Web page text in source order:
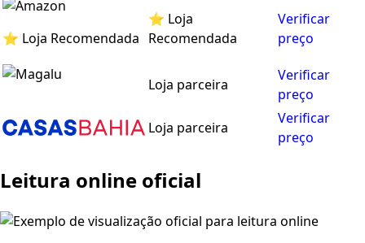
⭐ Loja Recomendada
⭐ Loja
Recomendada
Verificar
preço
Loja parceira
Verificar
preço
Loja parceira
Verificar
preço
Leitura online oficial